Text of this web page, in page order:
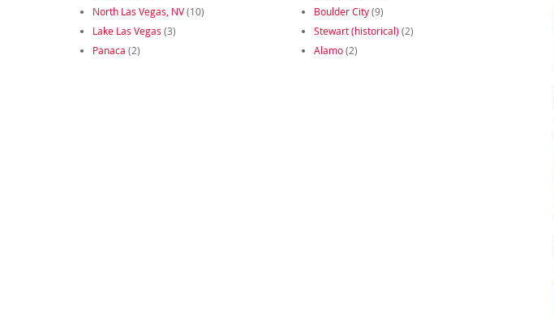
North Las Vegas, NV(10) Boulder City(9)
Lake Las Vegas (3) Stewart (historical) (2)
Panaca (2) Alamo(2)